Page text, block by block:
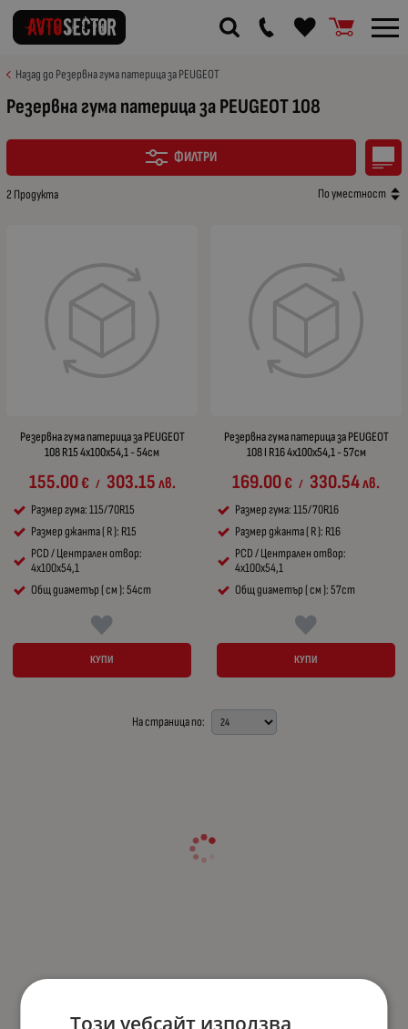
Назад до Резервна гума патерица за PEUGEOT
Резервна гума патерица за PEUGEOT 108
ФИЛТРИ
2 Продукта По уместност
Резервна гума патерица за PEUGEOT
108 R15 4x100x54,1 - 54см
155.00€ / 303.15лв.
Размер гума: 115/70R15
Размер джанта ( R ): R15
PCD / Централен отвор:
4x100x54,1
Общ диаметър ( см ): 54cm
КУПИ
Резервна гума патерица за PEUGEOT
108 I R16 4x100x54,1 - 57см
169.00€ / 330.54лв.
Размер гума: 115/70R16
Размер джанта ( R ): R16
PCD / Централен отвор:
4x100x54,1
Общ диаметър ( см ): 57cm
КУПИ
На страница по:
Този уебсайт използва